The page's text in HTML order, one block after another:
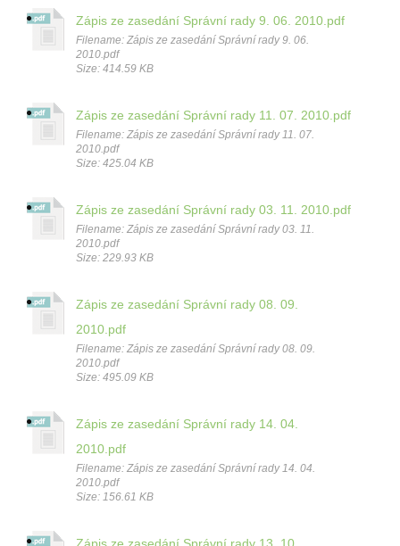
Zápis ze zasedání Správní rady 9. 06. 2010.pdf
Filename: Zápis ze zasedání Správní rady 9. 06.
2010.pdf
Size: 414.59 KB
Zápis ze zasedání Správní rady 11. 07. 2010.pdf
Filename: Zápis ze zasedání Správní rady 11. 07.
2010.pdf
Size: 425.04 KB
Zápis ze zasedání Správní rady 03. 11. 2010.pdf
Filename: Zápis ze zasedání Správní rady 03. 11.
2010.pdf
Size: 229.93 KB
Zápis ze zasedání Správní rady 08. 09.
2010.pdf
Filename: Zápis ze zasedání Správní rady 08. 09.
2010.pdf
Size: 495.09 KB
Zápis ze zasedání Správní rady 14. 04.
2010.pdf
Filename: Zápis ze zasedání Správní rady 14. 04.
2010.pdf
Size: 156.61 KB